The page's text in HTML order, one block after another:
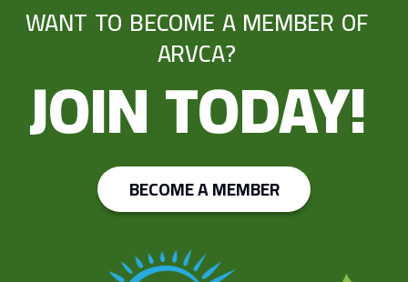
WANT TO BECOME A MEMBER OF
ARVCA?
JOIN TODAY!
BECOME A MEMBER